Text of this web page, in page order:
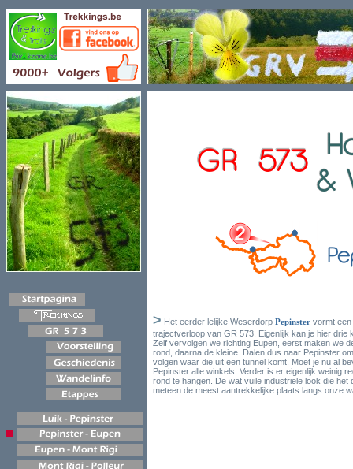
> Het eerder lelijke Weserdorp Pepinster vormt
trajectverloop van GR 573. Eigenlijk kan je hier drie
Zelf vervolgen we richting Eupen, eerst maken we
rond, daarna de kleine. Dalen dus naar Pepinster
volgen waar die uit een tunnel komt. Moet je nu al
Pepinster alle winkels. Verder is er eigenlijk weinig
rond te hangen. De wat vuile industriële look die het
meteen de meest aantrekkelijke plaats langs onze